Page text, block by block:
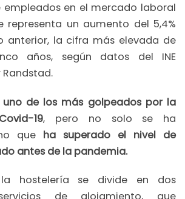
empleados en el mercado laboral
representa un aumento del 5,4%
anterior, la cifra más elevada de
años, según datos del INE
de los más golpeados por la
19, pero no solo se ha
que ha superado el nivel de
antes de la pandemia.
hostelería se divide en dos